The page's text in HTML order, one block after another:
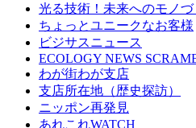
光る技術！未来へのモノづ
ちょっとユニークなお客様
ビジサスニュース
ECOLOGY NEWS
わが街わが支店
支店所在地（歴史探訪）
ニッポン再発見
あれこれWATCH